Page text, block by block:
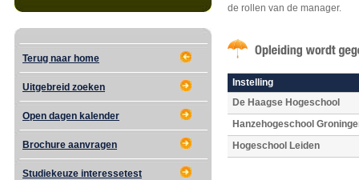
Terug naar home
Uitgebreid zoeken
Open dagen kalender
Brochure aanvragen
Studiekeuze interessetest
de rollen van de manager.
Instelling
De Haagse Hogeschool
Hanzehogeschool
Hogeschool Leiden